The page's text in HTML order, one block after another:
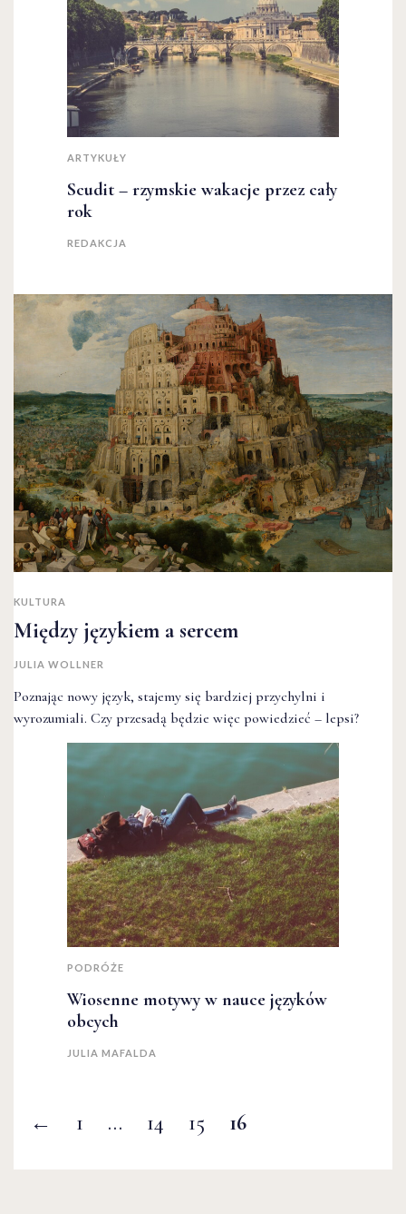
ARTYKUŁY
Scudit – rzymskie wakacje przez cały
rok
REDAKCJA
KULTURA
Między językiem a sercem
JULIA WOLLNER
Poznając nowy język, stajemy się bardziej przychylni i
wyrozumiali. Czy przesadą będzie więc powiedzieć – lepsi?
PODRÓŻE
Wiosenne motywy w nauce języków
obcych
JULIA MAFALDA
← 1 … 14 15 16